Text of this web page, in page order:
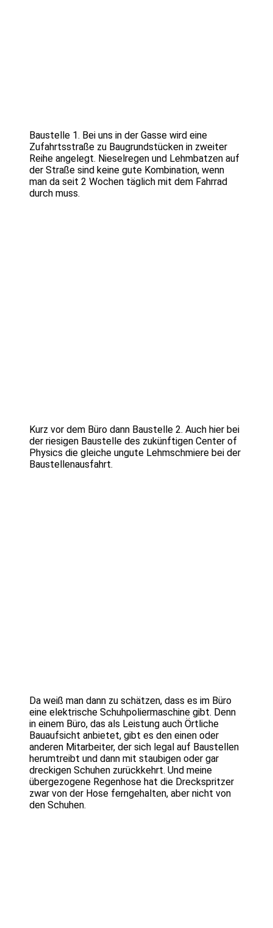
Baustelle 1. Bei uns in der Gasse wird eine
Zufahrtsstraße zu Baugrundstücken in zweiter
Reihe angelegt. Nieselregen und Lehmbatzen auf
der Straße sind keine gute Kombination, wenn
man da seit 2 Wochen täglich mit dem Fahrrad
durch muss.
Kurz vor dem Büro dann Baustelle 2. Auch hier bei
der riesigen Baustelle des zukünftigen Center of
Physics die gleiche ungute Lehmschmiere bei der
Baustellenausfahrt.
Da weiß man dann zu schätzen, dass es im Büro
eine elektrische Schuhpoliermaschine gibt. Denn
in einem Büro, das als Leistung auch Örtliche
Bauaufsicht anbietet, gibt es den einen oder
anderen Mitarbeiter, der sich legal auf Baustellen
herumtreibt und dann mit staubigen oder gar
dreckigen Schuhen zurückkehrt. Und meine
übergezogene Regenhose hat die Dreckspritzer
zwar von der Hose ferngehalten, aber nicht von
den Schuhen.